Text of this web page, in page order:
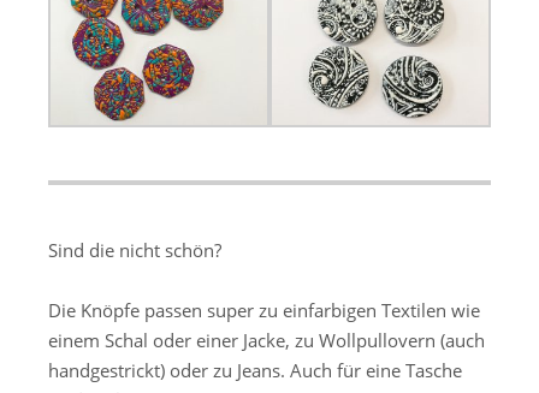
Sind die nicht schön?
Die Knöpfe passen super zu einfarbigen Textilen wie
einem Schal oder einer Jacke, zu Wollpullovern (auch
handgestrickt) oder zu Jeans. Auch für eine Tasche